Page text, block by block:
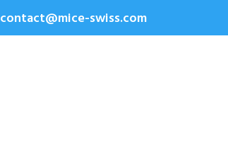
contact@mice-swiss.com